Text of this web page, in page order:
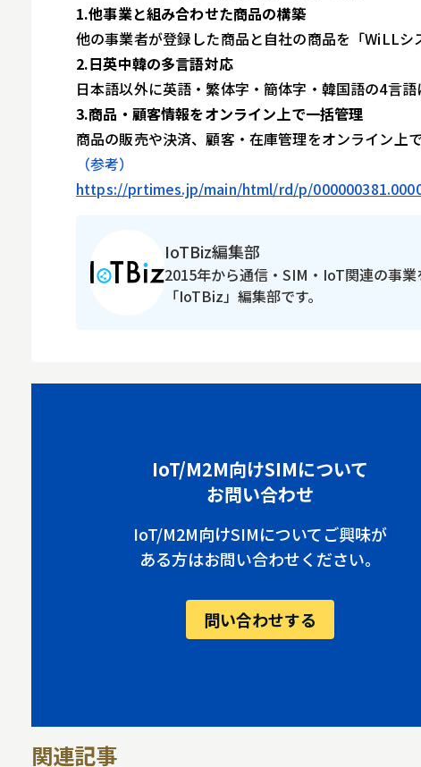
1.他事業と組み合わせた商品の構築
他の事業者が登録した商品と自社の商品を「WiLLシ
2.日英中韓の多言語対応
日本語以外に英語・繁体字・簡体字・韓国語の4言
3.商品・顧客情報をオンライン上で一括管理
商品の販売や決済、顧客・在庫管理をオンライン上
（参考）
https://prtimes.jp/main/html/rd/p/
IoTBiz編集部
2015年から通信・SIM・IoT関連の事
「IoTBiz」編集部です。
IoT/M2M向けSIMについて
お問い合わせ
IoT/M2M向けSIMについてご興味が
ある方はお問い合わせください。
問い合わせする
関連記事